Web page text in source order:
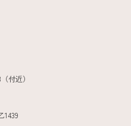
付近）
1439